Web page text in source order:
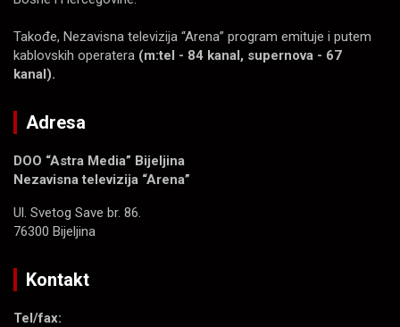
Takođe, Nezavisna televizija “Arena” program emituje i putem
kablovskih operatera (m:tel - 84 kanal, supernova - 67
kanal).
Adresa
DOO “Astra Media” Bijeljina
Nezavisna televizija “Arena”
Ul. Svetog Save br. 86.
76300 Bijeljina
Kontakt
Tel/fax: